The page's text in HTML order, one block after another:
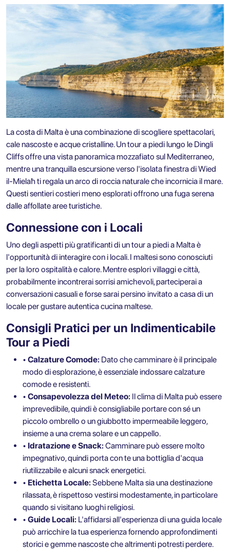
La costa di Malta è una combinazione di scogliere spettacolari,
cale nascoste e acque cristalline. Un tour a piedi lungo le Dingli
Cliffs offre una vista panoramica mozzafiato sul Mediterraneo,
mentre una tranquilla escursione verso l'isolata finestra di Wied
il-Mielaħ ti regala un arco di roccia naturale che incornicia il mare.
Questi sentieri costieri meno esplorati offrono una fuga serena
dalle affollate aree turistiche.
Connessione con i Locali
Uno degli aspetti più gratificanti di un tour a piedi a Malta è
l'opportunità di interagire con i locali. I maltesi sono conosciuti
per la loro ospitalità e calore. Mentre esplori villaggi e città,
probabilmente incontrerai sorrisi amichevoli, parteciperai a
conversazioni casuali e forse sarai persino invitato a casa di un
locale per gustare autentica cucina maltese.
Consigli Pratici per un Indimenticabile
Tour a Piedi
• Calzature Comode: Dato che camminare è il principale
modo di esplorazione, è essenziale indossare calzature
comode e resistenti.
• Consapevolezza del Meteo: Il clima di Malta può essere
imprevedibile, quindi è consigliabile portare con sé un
piccolo ombrello o un giubbotto impermeabile leggero,
insieme a una crema solare e un cappello.
• Idratazione e Snack: Camminare può essere molto
impegnativo, quindi porta con te una bottiglia d'acqua
riutilizzabile e alcuni snack energetici.
• Etichetta Locale: Sebbene Malta sia una destinazione
rilassata, è rispettoso vestirsi modestamente, in particolare
quando si visitano luoghi religiosi.
• Guide Locali: L'affidarsi all'esperienza di una guida locale
può arricchire la tua esperienza fornendo approfondimenti
storici e gemme nascoste che altrimenti potresti perdere.